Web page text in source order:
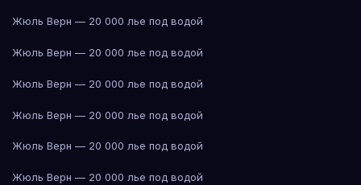
Жюль Верн — 20 000 лье под водой
Жюль Верн — 20 000 лье под водой
Жюль Верн — 20 000 лье под водой
Жюль Верн — 20 000 лье под водой
Жюль Верн — 20 000 лье под водой
Жюль Верн — 20 000 лье под водой